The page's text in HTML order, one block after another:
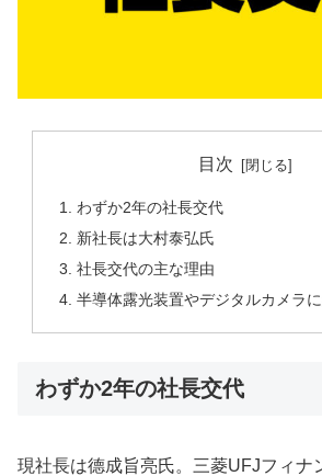
目次
わずか2年の社長交代
新社長は大村泰弘氏
社長交代の主な理由
半導体露光装置やデジタルカメラ
わずか2年の社長交代
現社長は德成旨亮氏。三​菱UFJフィナ‌